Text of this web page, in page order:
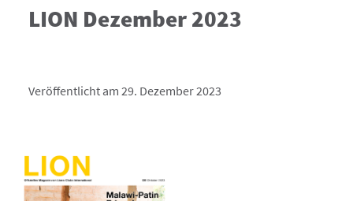
LION Dezember 2023
Veröffentlicht am 29. Dezember 2023